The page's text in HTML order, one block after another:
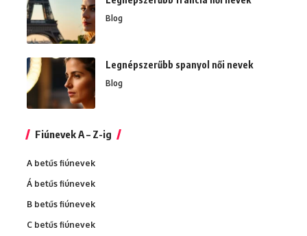
Blog
Legnépszerűbb spanyol női nevek
Blog
Fiúnevek A – Z-ig
A betűs fiúnevek
Á betűs fiúnevek
B betűs fiúnevek
C betűs fiúnevek